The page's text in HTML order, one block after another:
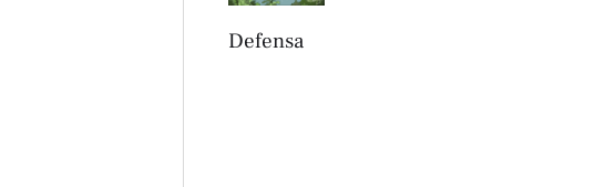
Defensa